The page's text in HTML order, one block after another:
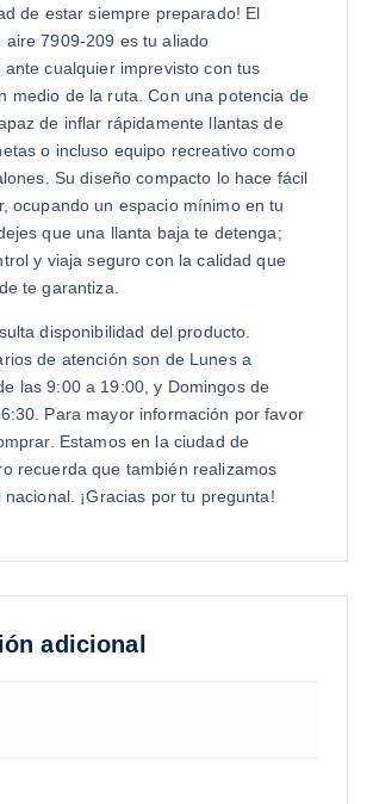
de estar siempre preparado! El
aire 7909-209 es tu aliado
ante cualquier imprevisto con tus
medio de la ruta. Con una potencia de
de inflar rápidamente llantas de
o incluso equipo recreativo como
Su diseño compacto lo hace fácil
ocupando un espacio mínimo en tu
que una llanta baja te detenga;
y viaja seguro con la calidad que
te garantiza.
disponibilidad del producto.
de atención son de Lunes a
las 9:00 a 19:00, y Domingos de
Para mayor información por favor
Estamos en la ciudad de
recuerda que también realizamos
¡Gracias por tu pregunta!
adicional